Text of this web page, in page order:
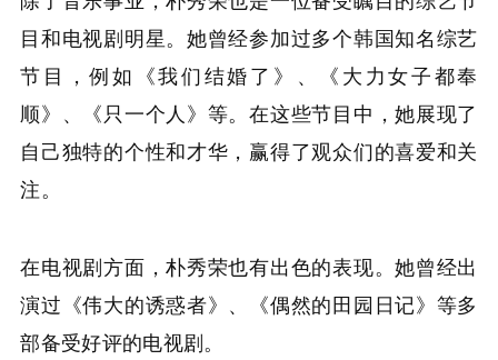
目和电视剧明星。她曾经参加过多个韩国知名综艺
节目，例如《我们结婚了》、《大力女子都奉
顺》、《只一个人》等。在这些节目中，她展现了
自己独特的个性和才华，赢得了观众们的喜爱和关
注。
在电视剧方面，朴秀荣也有出色的表现。她曾经出
演过《伟大的诱惑者》、《偶然的田园日记》等多
部备受好评的电视剧。